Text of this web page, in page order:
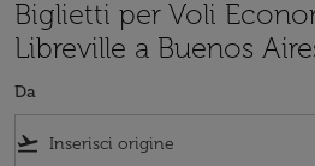
Biglietti per Voli
Libreville a Buenos
Da
flight_takeoff